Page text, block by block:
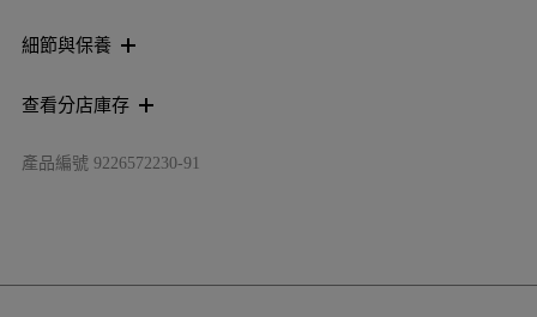
細節與保養
查看分店庫存
產品編號 9226572230-91